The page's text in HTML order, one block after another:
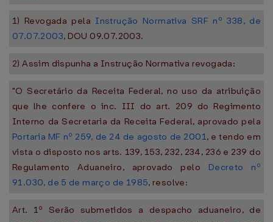
1) Revogada pela Instrução Normativa SRF nº 338, de
07.07.2003, DOU 09.07.2003.
2) Assim dispunha a Instrução Normativa revogada:
"O Secretário da Receita Federal, no uso da atribuição
que lhe confere o inc. III do art. 209 do Regimento
Interno da Secretaria da Receita Federal, aprovado pela
Portaria MF nº 259, de 24 de agosto de 2001, e tendo em
vista o disposto nos arts. 139, 153, 232, 234, 236 e 239 do
Regulamento Aduaneiro, aprovado pelo Decreto nº
91.030, de 5 de março de 1985, resolve:
Art. 1º Serão submetidos a despacho aduaneiro, de